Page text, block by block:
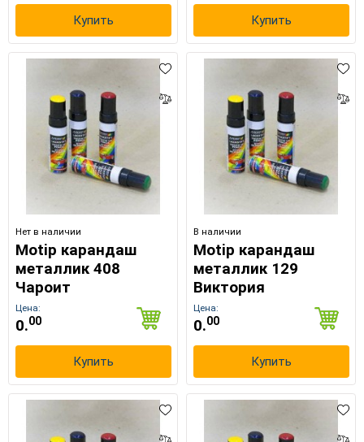
Выберите язык магазина
Купить Купить
Нет в наличии
Motip карандаш
металлик 408
Чароит
Цена:
0.00
Купить
В наличии
Motip карандаш
металлик 129
Виктория
Цена:
0.00
Купить